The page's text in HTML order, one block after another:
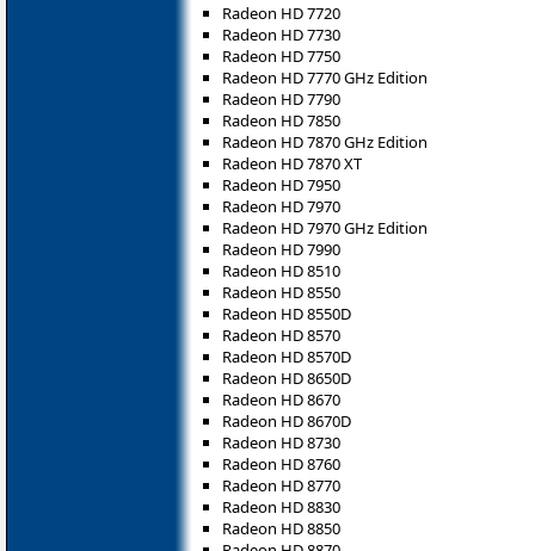
Radeon HD 7720
Radeon HD 7730
Radeon HD 7750
Radeon HD 7770 GHz Edition
Radeon HD 7790
Radeon HD 7850
Radeon HD 7870 GHz Edition
Radeon HD 7870 XT
Radeon HD 7950
Radeon HD 7970
Radeon HD 7970 GHz Edition
Radeon HD 7990
Radeon HD 8510
Radeon HD 8550
Radeon HD 8550D
Radeon HD 8570
Radeon HD 8570D
Radeon HD 8650D
Radeon HD 8670
Radeon HD 8670D
Radeon HD 8730
Radeon HD 8760
Radeon HD 8770
Radeon HD 8830
Radeon HD 8850